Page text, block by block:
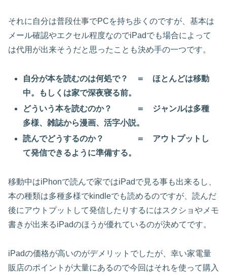
それに自分は普段仕事でPCを持ち歩くのですが、基本は
メール確認やエクセル程度なのでiPadでも場合によって
は代用が出来そうだと思ったことも決め手の一つです。
自分が本を読むのは何処で？ ＝ ほとんどは移動
中。もしくは家で深夜寝る前。
どういう本を読むのか？ ＝ ジャンルは多種
多様、雑誌から漫画、活字小説。
読んでどうするのか？ ＝ アウトプットし
て発信できるように準備する。
移動中はiPhonで読んで家ではiPadで見る事も出来るし、
本の種類は多種多様でkindleでも読めるのですが、読んだ
後にアウトプットして発信したりするにはスクショやメモ
書きが出来るiPadのほうが優れているのが決めてです。
iPadの価格が高いのがデメリットでしたが、幸い家電量
販店のポイントが大量にあるので今回はそれを使って購入